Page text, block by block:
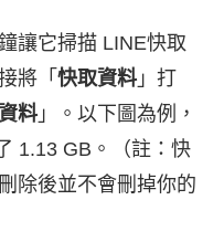
讓它掃描 LINE快取
將「 快取資料」打
料」。以下圖為例，
1.13 GB。（註：快
除後並不會刪掉你的